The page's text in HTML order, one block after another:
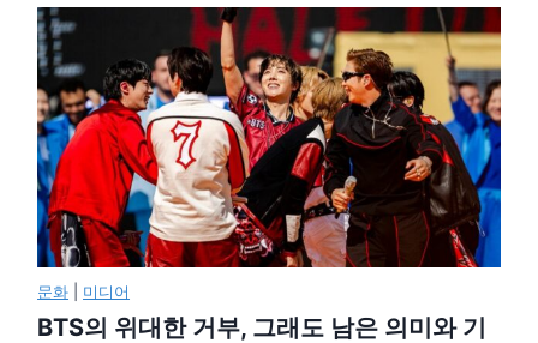
문화 미디어
BTS의 위대한 거부, 그래도 남은 의미와 기